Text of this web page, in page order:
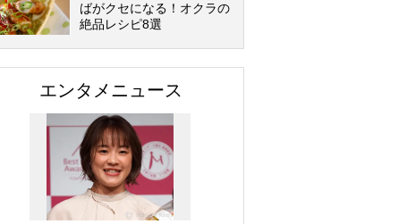
ばがクセになる！オクラの
絶品レシピ8選
エンタメニュース